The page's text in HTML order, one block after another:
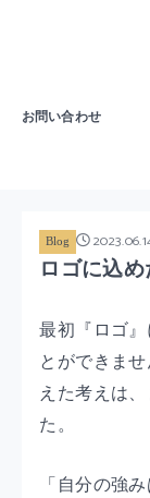
お問い合わせ
Blog
ロゴに込め
最初『ロゴ
とができま
えた考えは
た。
「自分の強